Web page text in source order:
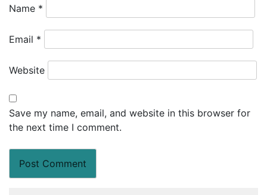
Name *
Email *
Website
Save my name, email, and website in this browser for
the next time I comment.